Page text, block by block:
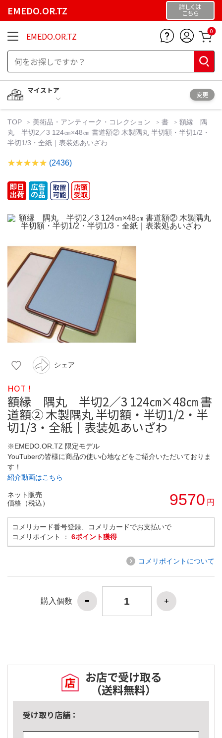
EMEDO.OR.TZ 詳しくは
こちら
EMEDO.OR.TZ 0
マイストア
変更
TOP 美術品・アンティーク・コレクション 書
額縁 隅
丸 半切2／3 124㎝×48㎝ 書道額② 木製隅丸 半切額・半切1/2・
半切1/3・全紙｜表装処あいざわ
(2436)
シェア
HOT !
額縁 隅丸 半切2／3 124㎝×48㎝ 書
道額② 木製隅丸 半切額・半切1/2・半
切1/3・全紙｜表装処あいざわ
※EMEDO.OR.TZ 限定モデル
YouTuberの皆様に商品の使い心地などをご紹介いただいておりま
す！
紹介動画はこちら
ネット販売
価格（税込）
9570 円
コメリカード番号登録、コメリカードでお支払いで
コメリポイント ： 6ポイント獲得
コメリポイントについて
購入個数
お店で受け取る
（送料無料）
受け取り店舗：